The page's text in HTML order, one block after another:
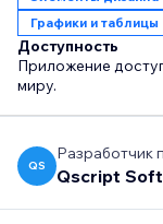
Графики и таблицы
Доступность
Приложение
миру.
QS
Разработчик
Qscript